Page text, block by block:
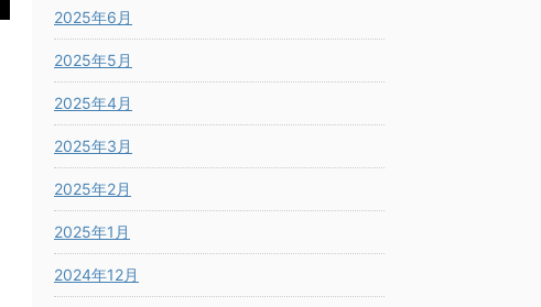
2025年6月
2025年5月
2025年4月
2025年3月
2025年2月
2025年1月
2024年12月